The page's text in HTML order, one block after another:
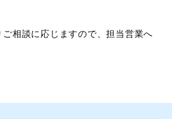
相談に応じますので、担当営業へ